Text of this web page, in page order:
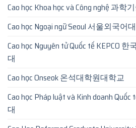
Cao học Khoa học và Công nghệ 과학
Cao học Ngoại ngữ Seoul 서울외국어
Cao học Nguyên tử Quốc tế KEPCO
대
Cao học Onseok 온석대학원대학교
Cao học Pháp luật và Kinh doanh
대